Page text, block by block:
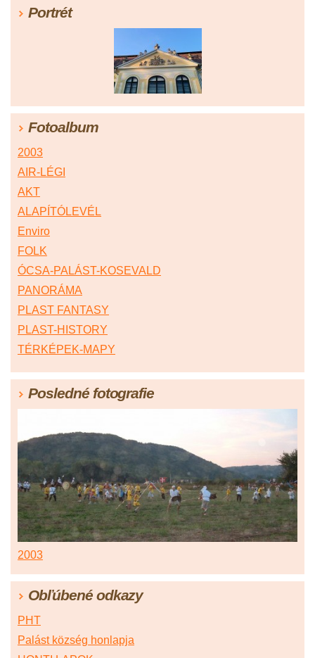
Portrét
Fotoalbum
2003
AIR-LÉGI
AKT
ALAPÍTÓLEVÉL
Enviro
FOLK
ÓCSA-PALÁST-KOSEVALD
PANORÁMA
PLAST FANTASY
PLAST-HISTORY
TÉRKÉPEK-MAPY
Posledné fotografie
2003
Obľúbené odkazy
PHT
Palást község honlapja